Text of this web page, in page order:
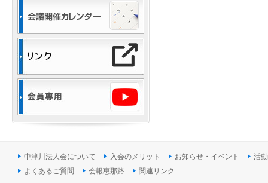
中津川法人会について 入会のメリット お知らせ・イベント
活
よくあるご質問
会報恵那路 関連リンク